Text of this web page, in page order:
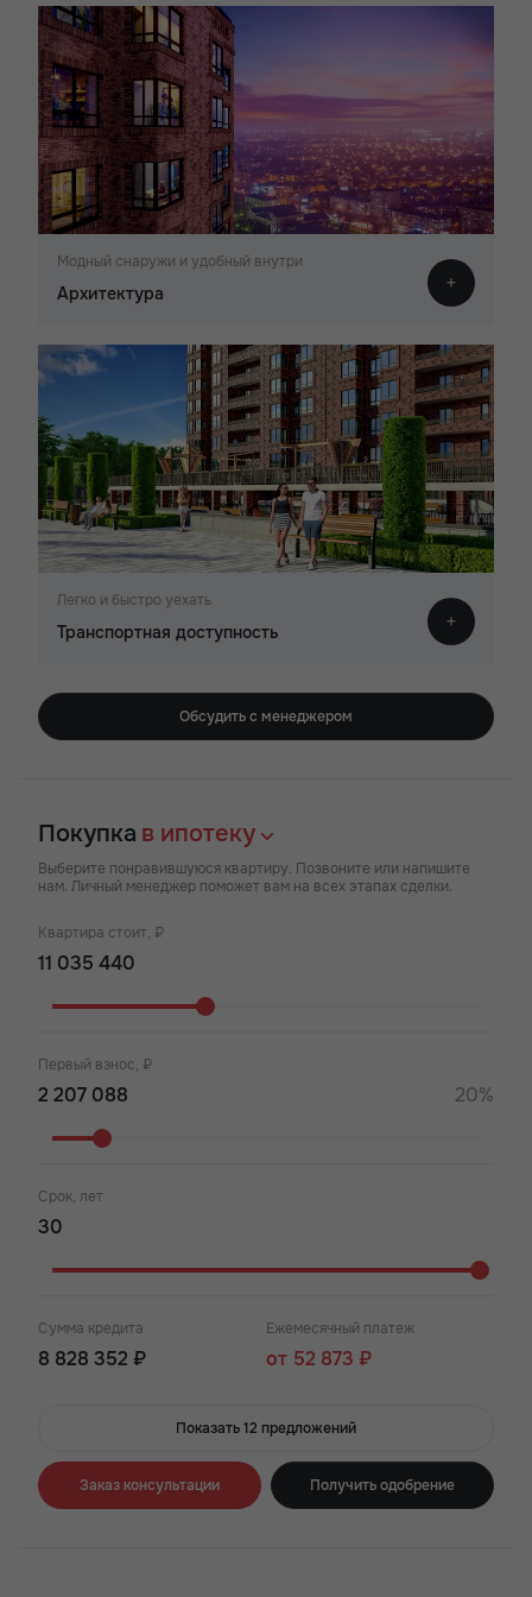
Модный снаружи и удобный внутри
Архитектура
Легко и быстро уехать
Транспортная доступность
Обсудить с менеджером
Покупка в ипотеку
Выберите понравившуюся квартиру. Позвоните или напишите
нам. Личный менеджер поможет вам на всех этапах сделки.
Квартира стоит, ₽
Первый взнос, ₽
20%
Срок, лет
Сумма кредита
8 828 352 ₽
Ежемесячный платеж
от 52 873 ₽
Показать 12 предложений
Заказ консультации Получить одобрение